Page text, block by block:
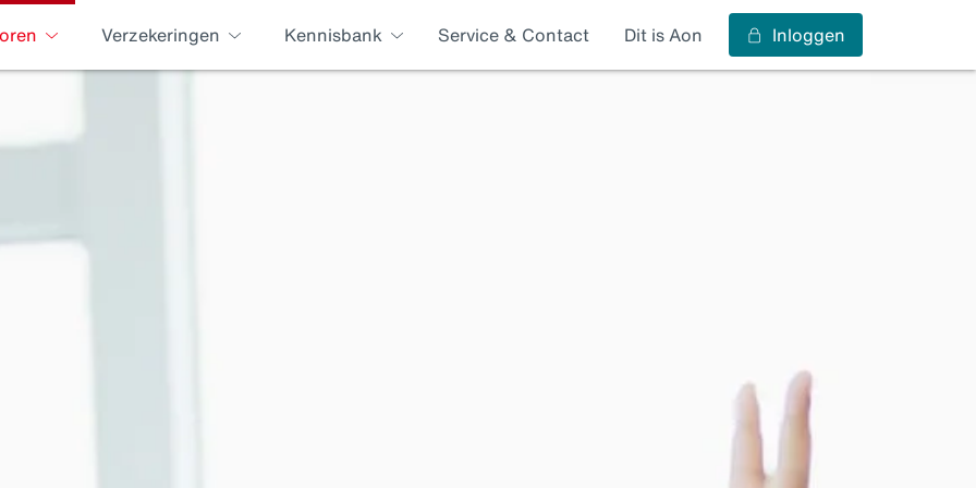
Verzekeringen Kennisbank Service & Contact Dit is Aon Inloggen